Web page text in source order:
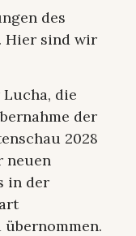
des
Hier sind wir
die
der
2028
neuen
in der